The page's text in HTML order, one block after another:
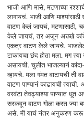
भाजी आणि मासे, मटणाच्या
लागायचं. भाजी आणि
वाटण केलं जायचं, मटणासाठी,
केले जायचं, तर अजून अख्खे कांदे
एकत्र वाटण केले जायचे.
टाकायचा छंद होता मला. मग
असायची. चुलीत भाजल्यानं
व्हायचे. मला गंमत वाटायची
वाटण पाण्यानं काढायची त्याची.
वरवंटा तेवढ्याश्या पाण्यात धूत
सरकवून वाटण गोळा करत ज्या
असे. मी याचं नंतर अनुकरण करू